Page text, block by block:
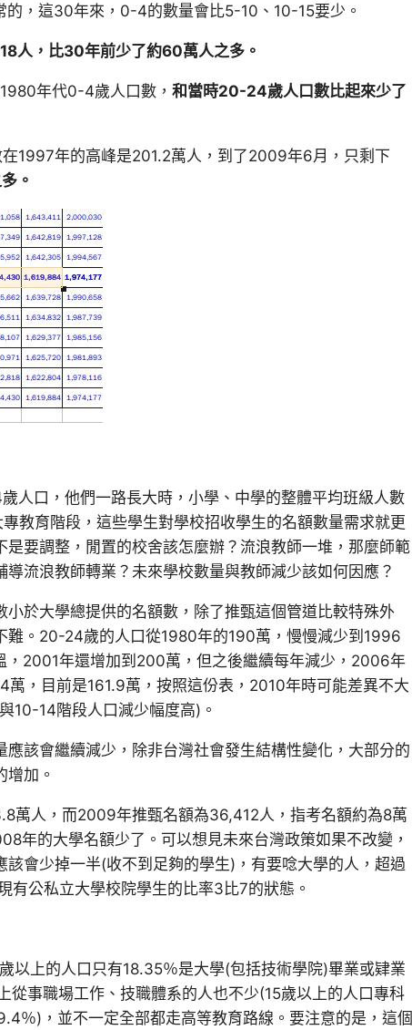
，這30年來，0-4的數量會比5-10、10-15要少。
人，比30年前少了約60萬人之多。
年代0-4歲人口數， 和當時20-24歲人口數比起來少了
1997年的高峰是201.2萬人，到了2009年6月，只剩下
。
人口，他們一路長大時，小學、中學的整體平均班級人數
教育階段，這些學生對學校招收學生的名額數量需求就更
要調整，閒置的校舍該怎麼辦？流浪教師一堆，那麼師範
流浪教師轉業？未來學校數量與教師減少該如何因應？
於大學總提供的名額數，除了推甄這個管道比較特殊外
難。20-24歲的人口從1980年的190萬，慢慢減少到1996
2001年還增加到200萬，但之後繼續每年減少，2006年
，目前是161.9萬，按照這份表，2010年時可能差異不大
10-14階段人口減少幅度高)。
該會繼續減少，除非台灣社會發生結構性變化，大部分的
加。
萬人，而2009年推甄名額為36,412人，指考名額約為8萬
年的大學名額少了。可以想見未來台灣政策如果不改變，
會少掉一半(收不到足夠的學生)，有要唸大學的人，超過
公私立大學校院學生的比率3比7的狀態。
以上的人口只有18.35％是大學(包括技術學院)畢業或肄業
從事職場工作、技職體系的人也不少(15歲以上的人口專科
％)，並不一定全部都走高等教育路線。要注意的是，這個